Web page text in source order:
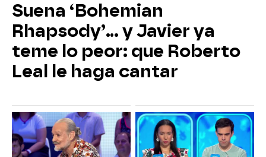
Suena ‘Bohemian
Rhapsody’... y Javier ya
teme lo peor: que Roberto
Leal le haga cantar